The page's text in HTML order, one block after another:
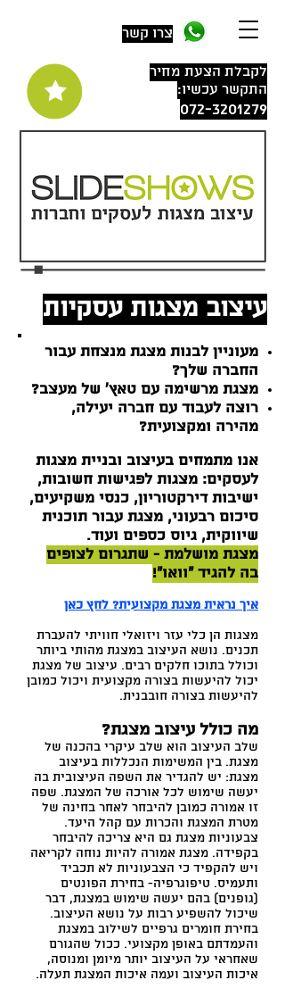
לקבלת הצעת מחיר
התקשר עכשיו:
072-3201279
צרו קשר
עיצוב מצגות עסקיות
מעוניין לבנות מצגת מנצחת עבור
החברה שלך?
מצגת מרשימה עם טאץ' של מעצב?
רוצה לעבוד עם חברה יעילה,
מהירה ומקצועית?
אנו מתמחים בעיצוב ובניית מצגות
לעסקים: מצגות לפגישות חשובות,
ישיבות דירקטוריון, כנסי משקיעים,
סיכום רבעוני, מצגת עבור תוכנית
שיווקית, גיוס כספים ועוד.
מצגת מושלמת - שתגרום לצופים
בה להגיד "וואו"!
איך נראית מצגת מקצועית? לחץ כאן
מצגות הן כלי עזר ויזואלי חוויתי להעברת
תכנים. נושא העיצוב במצגת מהותי ביותר
וכולל בתוכו חלקים רבים. עיצוב של מצגת
יכול להיעשות בצורה מקצועית ויכול כמובן
להיעשות בצורה חובבנית.
מה כולל עיצוב מצגת?
שלב העיצוב הוא שלב עיקרי בהכנה של
מצגת. בין המשימות הנכללות בעיצוב
מצגת: יש להגדיר את השפה העיצובית בה
יעשה שימוש לכל אורכה של המצגת. שפה
זו אמורה כמובן להיבחר לאחר בחינה של
מטרת המצגת והכרות עם קהל היעד.
צבעוניות מצגת גם היא צריכה להיבחר
בקפידה. מצגת אמורה להיות נוחה לקריאה
ויש להקפיד כי הצבעוניות לא תכביד
ותעמיס. טיפוגרפיה- בחירת הפונטים
(גופנים) בהם יעשה שימוש במצגת, דבר
שיכול להשפיע רבות על נושא העיצוב.
בחירת חומרים גרפיים לשילוב במצגת
והעמדתם באופן מקצועי. ככול שהגורם
שאחראי על העיצוב יותר מיומן ומנוסה,
איכות העיצוב ועמה איכות המצגת תעלה.